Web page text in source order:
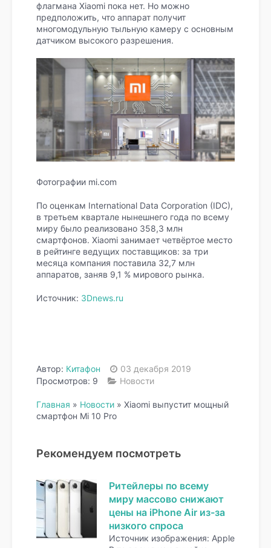
флагмана Xiaomi пока нет. Но можно
предположить, что аппарат получит
многомодульную тыльную камеру с основным
датчиком высокого разрешения.
Фотографии mi.com
По оценкам International Data Corporation (IDC),
в третьем квартале нынешнего года по всему
миру было реализовано 358,3 млн
смартфонов. Xiaomi занимает четвёртое место
в рейтинге ведущих поставщиков: за три
месяца компания поставила 32,7 млн
аппаратов, заняв 9,1 % мирового рынка.
Источник: 3Dnews.ru
Автор: Китафон
03 декабря 2019
Просмотров: 9
Новости
Главная » Новости » Xiaomi выпустит мощный
смартфон Mi 10 Pro
Рекомендуем посмотреть
Ритейлеры по всему
миру массово снижают
цены на iPhone Air из-за
низкого спроса
Источник изображения: Apple